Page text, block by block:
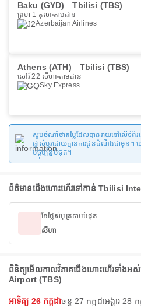
Baku (GYD) Tbilisi (TBS)
ព្រហ 1 តុលា តាមដាន
Azerbaijan Airlines
Athens (ATH) Tbilisi (TBS)
សៅរ៍ 22 សីហា តាមដាន
Sky Express
សូមចំណាំថាតម្លៃដែលបានរាយនៅលើទំ
ផ្លាស់ប្តូរដោយគ្មានការជូនដំណឹងជាមុន។
បច្ចុប្បន្នបំផុត។
ព័ត៌មានជើងហោះហើរទៅកាន់ Tbilisi
ខែថ្លៃសំបុត្រទាបបំផុត
សីហា
ពិនិត្យមើលកាលវិភាគជើងហោះហើរទាំង
Airport (TBS)
អាទិត្យ 26 កក្កដាចន្ទ 27 កក្កដាអង្គារ 28 ក